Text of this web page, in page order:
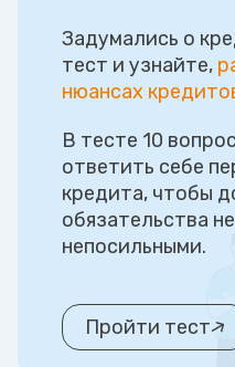
Задумались о
тест и узнайте,
нюансах
В тесте 10
ответить себе
кредита, чтобы
обязательства
непосильными.
Пройти тест